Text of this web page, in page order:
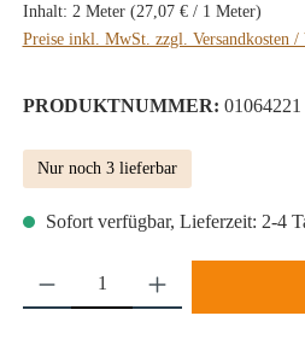
Inhalt: 2 Meter (27,07 € / 1 Meter)
Preise inkl. MwSt. zzgl. Versandkosten /
PRODUKTNUMMER: 01064221
Nur noch 3 lieferbar
Sofort verfügbar, Lieferzeit: 2-4
Produkt Anzahl: Gib den gewünschten